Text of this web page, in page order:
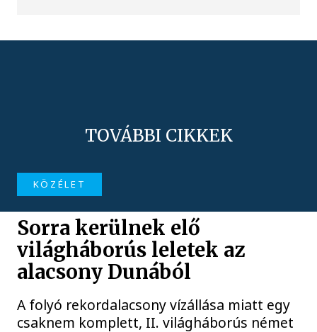
TOVÁBBI CIKKEK
KÖZÉLET
Sorra kerülnek elő
világháborús leletek az
alacsony Dunából
A folyó rekordalacsony vízállása miatt egy
csaknem komplett, II. világháborús német